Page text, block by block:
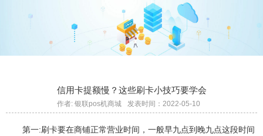
信用卡提额慢？这些刷卡小技巧要学会
作者: 银联pos机商城 发表时间：2022-05-10
第一:刷卡要在商铺正常营业时间，一般早九点到晚九点这段时间